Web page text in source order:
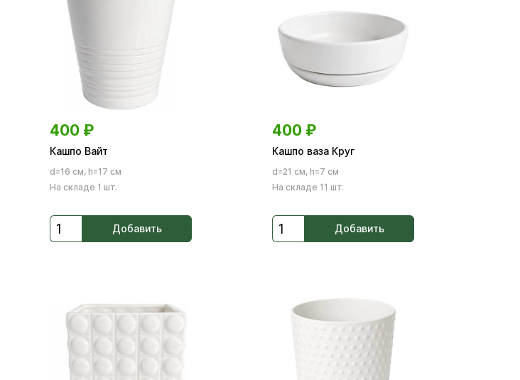
400 ₽
Кашпо Вайт
d=16 см, h=17 см
На складе 1 шт.
Добавить
400 ₽
Кашпо ваза Круг
d=21 см, h=7 см
На складе 11 шт.
Добавить